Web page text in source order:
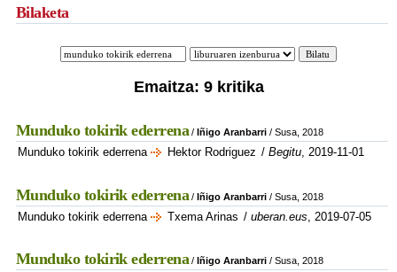
Bilaketa
Emaitza: 9 kritika
Munduko tokirik ederrena /Iñigo Aranbarri / Susa, 2018
Munduko tokirik ederrena Hektor Rodriguez / Begitu, 2019-11-01
Munduko tokirik ederrena /Iñigo Aranbarri / Susa, 2018
Munduko tokirik ederrena Txema Arinas / uberan.eus , 2019-07-05
Munduko tokirik ederrena /Iñigo Aranbarri / Susa, 2018